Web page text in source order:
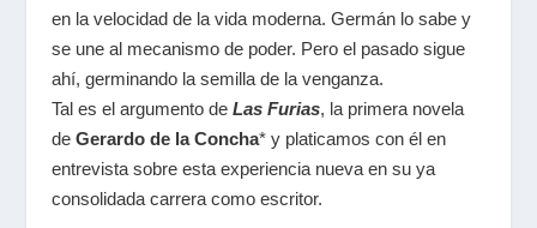
en la velocidad de la vida moderna. Germán lo sabe y
se une al mecanismo de poder. Pero el pasado sigue
ahí, germinando la semilla de la venganza.
Tal es el argumento de Las Furias, la primera novela
de Gerardo de la Concha* y platicamos con él en
entrevista sobre esta experiencia nueva en su ya
consolidada carrera como escritor.